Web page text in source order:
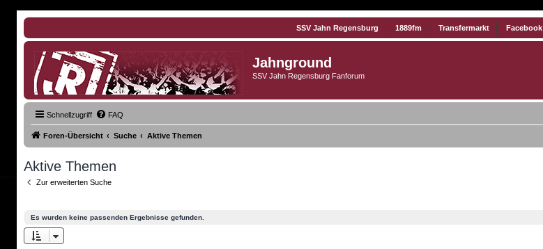
SSV Jahn Regensburg 1889fm Transfermarkt Facebook
Jahnground
SSV Jahn Regensburg Fanforum
Schnellzugriff FAQ
Foren-Übersicht Suche Aktive Themen
Aktive Themen
Zur erweiterten Suche
Es wurden keine passenden Ergebnisse gefunden.